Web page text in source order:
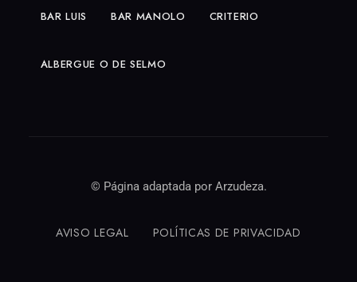
BAR LUIS BAR MANOLO CRITERIO
ALBERGUE O DE SELMO
© Página adaptada por Arzudeza.
AVISO LEGAL POLÍTICAS DE PRIVACIDAD